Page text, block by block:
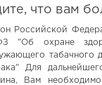
что вам
Российской
"Об охране
табачного
Для
Вам